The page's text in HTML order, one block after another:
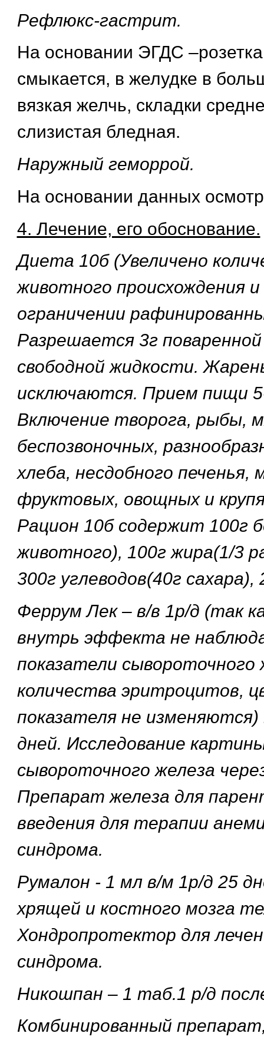
Рефлюкс-гастрит.
На основании ЭГДС
смыкается, в желудке в
вязкая желчь, складки
слизистая бледная.
Наружный геморрой.
На основании данных
4. Лечение, его обоснование.
Диета 10б (Увеличено
животного происхождения
ограничении
Разрешается 3г поваренной
свободной жидкости.
исключаются. Прием пищи
Включение творога, рыбы,
беспозвоночных,
хлеба, несдобного печенья,
фруктовых, овощных и
Рацион 10б содержит 100г
животного), 100г жира(1/3
300г углеводов(40г сахара),
Феррум Лек – в/в 1р/д (так
внутрь эффекта не
показатели сывороточного
количества эритроцитов,
показателя не изменяются)
дней. Исследование
сывороточного железа
Препарат железа для
введения для терапии
синдрома.
Румалон - 1 мл в/м 1р/д 25
хрящей и костного мозга
Хондропротектор для
синдрома.
Никошпан – 1 таб.1 р/д
Комбинированный